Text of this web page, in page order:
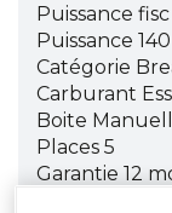
Puissance
Puissance
Catégorie
Carburant
Boite
Places 5
Garantie 12